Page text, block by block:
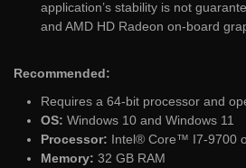
application’s stability is not
and AMD HD Radeon on-board
Recommended:
Requires a 64-bit processor and
OS: Windows 10 and Windows 11
Processor: Intel® Core™ I7-9700
Memory: 32 GB RAM